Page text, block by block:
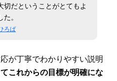
宇都宮駅東口より徒歩3分
駅西口徒歩0分
切だということがとてもよ
。
ろば
が丁寧でわかりやすい説明
これからの目標が明確にな